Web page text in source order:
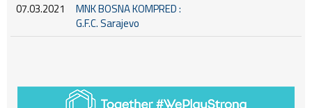
07.03.2021
MNK BOSNA KOMPRED :
G.F.C. Sarajevo